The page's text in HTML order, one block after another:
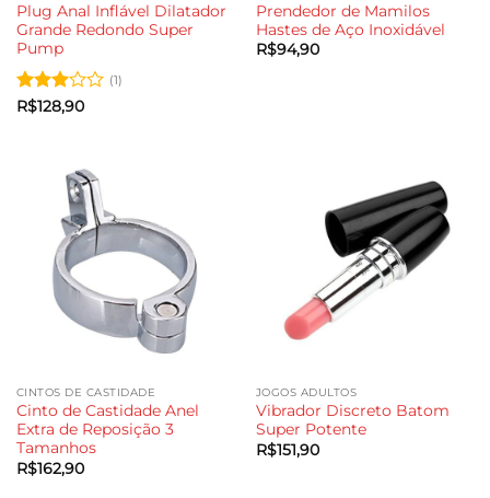
Plug Anal Inflável Dilatador
Grande Redondo Super
Pump
Avaliação
(1)
R$128,90
Prendedor de Mamilos
Hastes de Aço Inoxidável
R$94,90
CINTOS DE CASTIDADE
Cinto de Castidade Anel
Extra de Reposição 3
Tamanhos
R$162,90
JOGOS ADULTOS
Vibrador Discreto Batom
Super Potente
R$151,90